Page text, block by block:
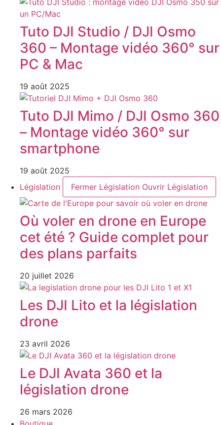
Tuto DJI Studio / DJI Osmo
360 – Montage vidéo 360° sur
PC & Mac
19 août 2025
Tuto DJI Mimo / DJI Osmo 360
– Montage vidéo 360° sur
smartphone
19 août 2025
Législation
Fermer Législation Ouvrir Législation
Où voler en drone en Europe
cet été ? Guide complet pour
des plans parfaits
20 juillet 2026
Les DJI Lito et la législation
drone
23 avril 2026
Le DJI Avata 360 et la
législation drone
26 mars 2026